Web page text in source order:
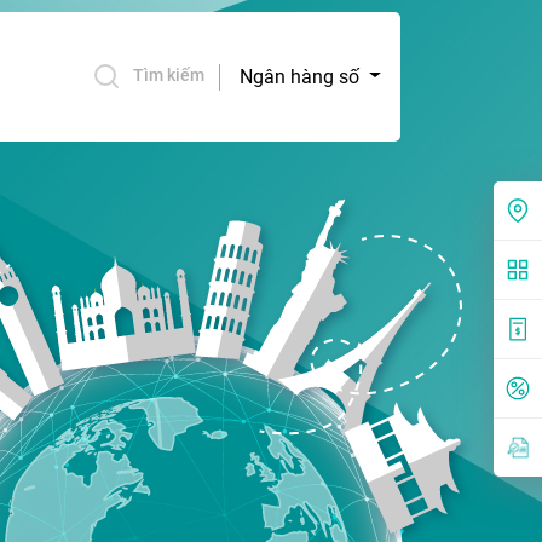
Tìm kiếm Ngân hàng số